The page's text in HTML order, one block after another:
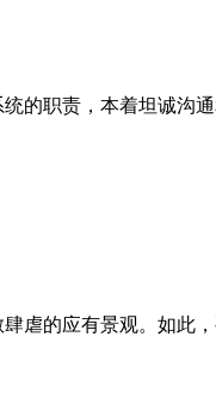
的职责，本着坦诚沟
虐的应有景观。如此